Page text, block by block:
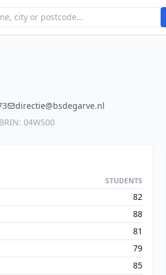
directie@bsdegarve.nl
BRIN: 04WS00
STUDENTS
82
88
81
79
85